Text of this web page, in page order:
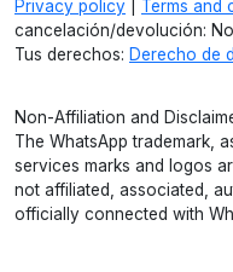
Privacy policy Terms and
cancelación/devolución:
Tus derechos: Derecho de
Non-Affiliation and
The WhatsApp trademark,
services marks and logos
not affiliated, associated,
officially connected with